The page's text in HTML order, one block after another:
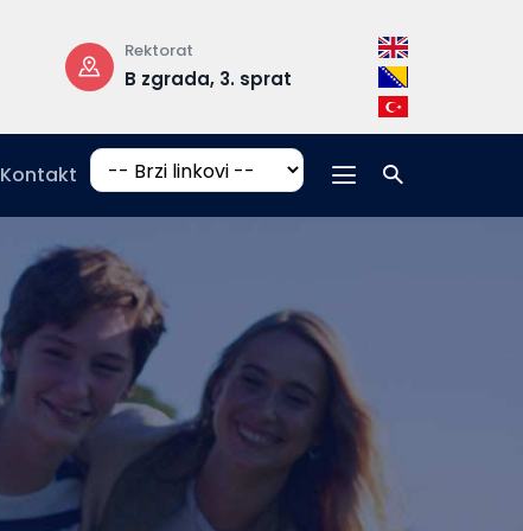
Rektorat
B zgrada, 3. sprat
Radno vrijeme
pon-pet: 08:30 –
17:00
Kontakt